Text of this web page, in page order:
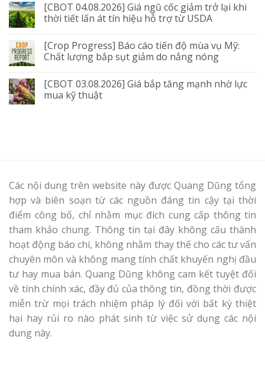
[CBOT 04.08.2026] Giá ngũ cốc giảm trở lại khi
thời tiết lấn át tín hiệu hỗ trợ từ USDA
[Crop Progress] Báo cáo tiến độ mùa vụ Mỹ:
Chất lượng bắp sụt giảm do nắng nóng
[CBOT 03.08.2026] Giá bắp tăng mạnh nhờ lực
mua kỹ thuật
Các nội dung trên website này được Quang Dũng tổng
hợp và biên soạn từ các nguồn đáng tin cậy tại thời
điểm công bố, chỉ nhằm mục đích cung cấp thông tin
tham khảo chung. Thông tin tại đây không cấu thành
hoạt động báo chí, không nhằm thay thế cho các tư vấn
chuyên môn và không mang tính chất khuyến nghị đầu
tư hay mua bán. Quang Dũng không cam kết tuyệt đối
về tính chính xác, đầy đủ của thông tin, đồng thời được
miễn trừ mọi trách nhiệm pháp lý đối với bất kỳ thiệt
hại hay rủi ro nào phát sinh từ việc sử dụng các nội
dung này.